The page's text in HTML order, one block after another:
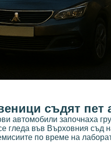
съдят пет
автомобили започнаха
гледа във Върховния съд
по време на